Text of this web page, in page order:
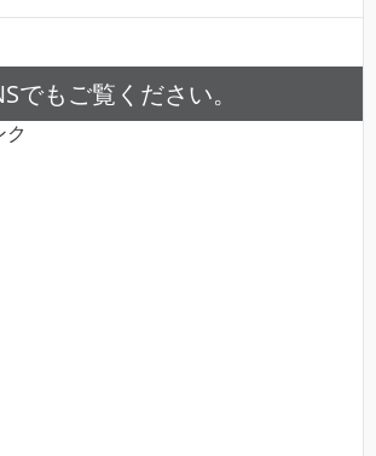
でもご覧ください。